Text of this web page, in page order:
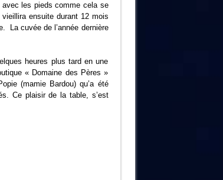
les pieds comme cela se
ensuite durant 12 mois
La cuvée de l’année dernière
heures plus tard en une
« Domaine des Pères »
(mamie Bardou) qu’a été
Ce plaisir de la table, s’est